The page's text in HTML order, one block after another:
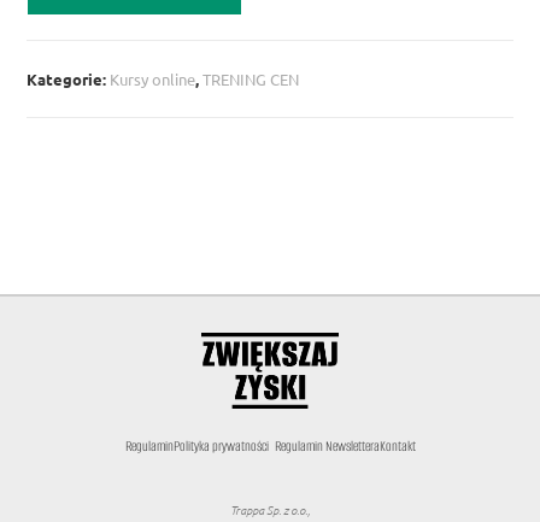
Kategorie: Kursy online,TRENING CEN
RegulaminPolityka prywatności Regulamin NewsletteraKontakt
Trappa Sp. z o.o.,